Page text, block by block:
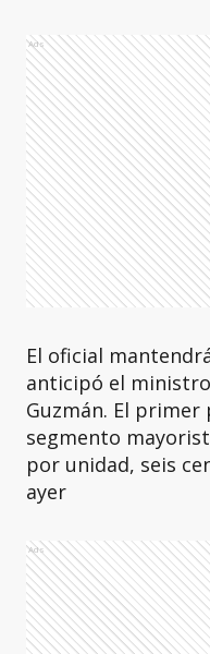
Ads
El oficial
anticipó el
Guzmán. El
segmento
por unidad, seis
ayer
Ads